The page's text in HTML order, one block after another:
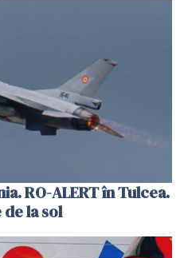
RO-ALERT în Tulcea.
la sol